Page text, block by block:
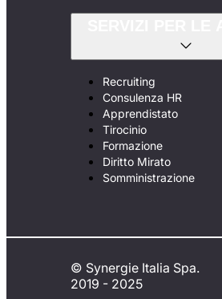
Recruiting
Consulenza HR
Apprendistato
Tirocinio
Formazione
Diritto Mirato
Somministrazione
© Synergie Italia Spa.
2019 - 2025